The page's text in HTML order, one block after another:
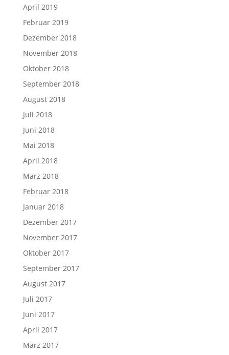
April 2019
Februar 2019
Dezember 2018
November 2018
Oktober 2018
September 2018
August 2018
Juli 2018
Juni 2018
Mai 2018
April 2018
März 2018
Februar 2018
Januar 2018
Dezember 2017
November 2017
Oktober 2017
September 2017
August 2017
Juli 2017
Juni 2017
April 2017
März 2017